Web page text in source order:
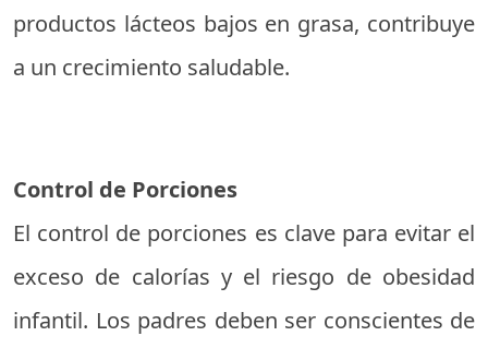
productos lácteos bajos en grasa, contribuye
a un crecimiento saludable.
Control de Porciones
El control de porciones es clave para evitar el
exceso de calorías y el riesgo de obesidad
infantil. Los padres deben ser conscientes de